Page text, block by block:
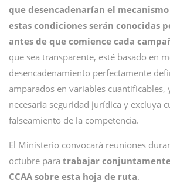
que desencadenarían el
estas condiciones serán conocidas
antes de que comience cada
que sea transparente, esté basado en
desencadenamiento perfectamente
amparados en variables cuantificables,
necesaria seguridad jurídica y excluya
falseamiento de la competencia.
El Ministerio convocará reuniones
octubre para trabajar
CCAA sobre esta hoja de ruta.